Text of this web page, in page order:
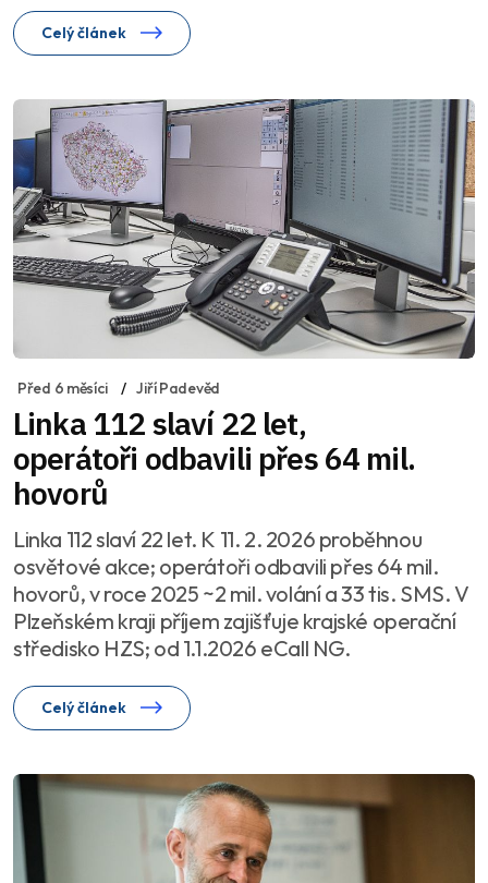
Celý článek
Před 6 měsíci Jiří Padevěd
Linka 112 slaví 22 let,
operátoři odbavili přes 64 mil.
hovorů
Linka 112 slaví 22 let. K 11. 2. 2026 proběhnou
osvětové akce; operátoři odbavili přes 64 mil.
hovorů, v roce 2025 ~2 mil. volání a 33 tis. SMS. V
Plzeňském kraji příjem zajišťuje krajské operační
středisko HZS; od 1.1.2026 eCall NG.
Celý článek